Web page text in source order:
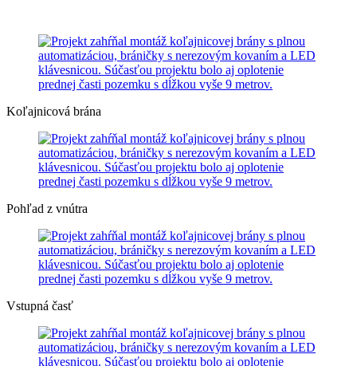
Koľajnicová brána
Pohľad z vnútra
Vstupná časť